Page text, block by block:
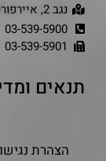
נגב 2, איירפורט סיטי
03-539-5900
03-539-5901
תנאים
הצהרת